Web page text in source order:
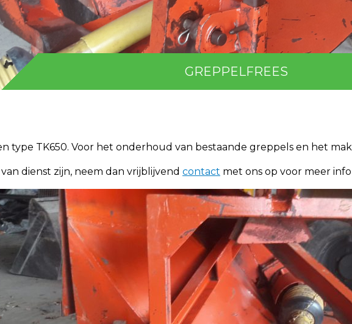
GREPPELFREES
type TK650. Voor het onderhoud van bestaande greppels en het
dienst zijn, neem dan vrijblijvend contact met ons op voor meer